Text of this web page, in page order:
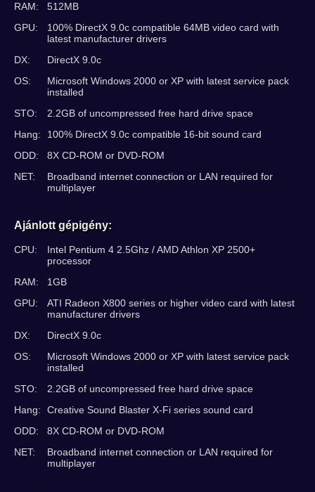
RAM:
512MB
GPU:
100% DirectX 9.0c compatible 64MB video card with
latest manufacturer drivers
DX:
DirectX 9.0c
OS:
Microsoft Windows 2000 or XP with latest service pack
installed
STO:
2.2GB of uncompressed free hard drive space
Hang:
100% DirectX 9.0c compatible 16-bit sound card
ODD:
8X CD-ROM or DVD-ROM
NET:
Broadband internet connection or LAN required for
multiplayer
Ajánlott gépigény:
CPU:
Intel Pentium 4 2.5Ghz / AMD Athlon XP 2500+
processor
RAM:
1GB
GPU:
ATI Radeon X800 series or higher video card with latest
manufacturer drivers
DX:
DirectX 9.0c
OS:
Microsoft Windows 2000 or XP with latest service pack
installed
STO:
2.2GB of uncompressed free hard drive space
Hang:
Creative Sound Blaster X-Fi series sound card
ODD:
8X CD-ROM or DVD-ROM
NET:
Broadband internet connection or LAN required for
multiplayer